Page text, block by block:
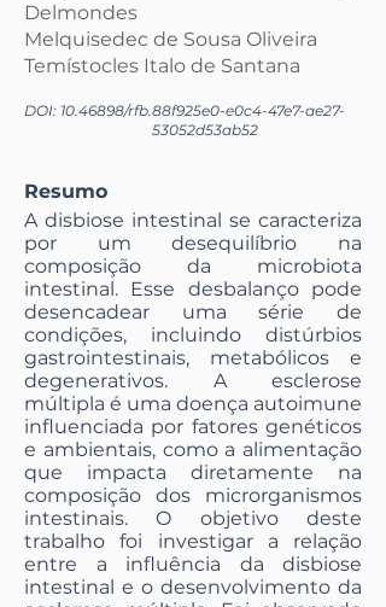
Delmondes
Melquisedec de Sousa Oliveira
Temístocles Italo de Santana
DOI: 10.46898/rfb.88f925e0-e0c4-47e7-ae27-
53052d53ab52
Resumo
A disbiose intestinal se caracteriza
por um desequilíbrio na
composição da microbiota
intestinal. Esse desbalanço pode
desencadear uma série de
condições, incluindo distúrbios
gastrointestinais, metabólicos e
degenerativos. A esclerose
múltipla é uma doença autoimune
influenciada por fatores genéticos
e ambientais, como a alimentação
que impacta diretamente na
composição dos microrganismos
intestinais. O objetivo deste
trabalho foi investigar a relação
entre a influência da disbiose
intestinal e o desenvolvimento da